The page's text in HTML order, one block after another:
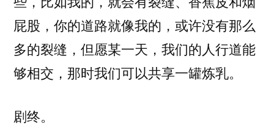
屁股，你的道路就像我的，或许没有那么
多的裂缝，但愿某一天，我们的人行道能
够相交，那时我们可以共享一罐炼乳。
剧终。